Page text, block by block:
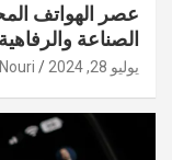
عصر الهواتف
الصناعة
يوليو 28, 2024